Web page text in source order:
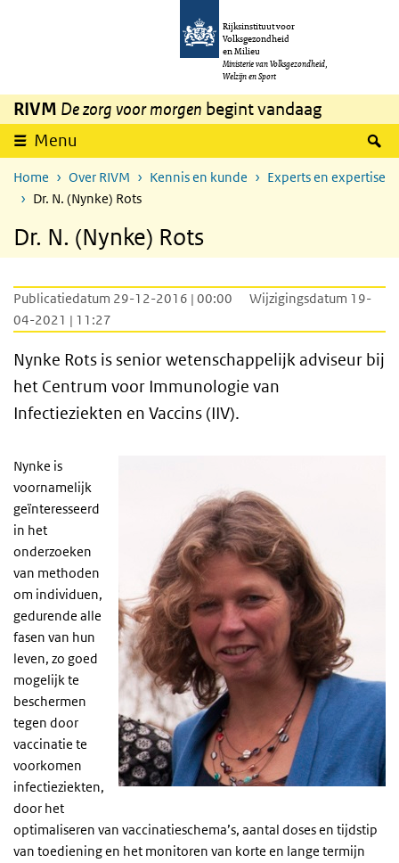
Overslaan en naar de inhoud gaan
Rijksinstituut voor
Volksgezondheid
en Milieu
Ministerie van Volksgezondheid,
Welzijn en Sport
RIVM De zorg voor morgen begint vandaag
Menu
Home Over RIVM Kennis en kunde
Experts en expertise
Dr. N. (Nynke) Rots
Dr. N. (Nynke) Rots
Publicatiedatum 29-12-2016 | 00:00
Wijzigingsdatum 19-
04-2021 | 11:27
Nynke Rots is senior wetenschappelijk adviseur bij
het Centrum voor Immunologie van
Infectieziekten en Vaccins (IIV).
Nynke is
voornamelijk
geïnteresseerd
in het
onderzoeken
van methoden
om individuen,
gedurende alle
fasen van hun
leven, zo goed
mogelijk te
beschermen
tegen door
vaccinatie te
voorkomen
infectieziekten,
door het
optimaliseren van vaccinatieschema’s, aantal doses en tijdstip
van toediening en het monitoren van korte en lange termijn